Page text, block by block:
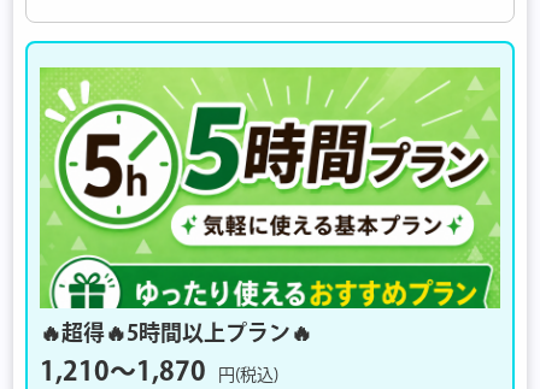
🔥超得🔥5時間以上プラン🔥
1,210〜1,870 円(税込)